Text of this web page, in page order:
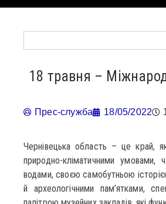
18 травня –
Прес-служба 18/05/2022
Чернівецька область – це край,
природно-кліматичними
водами, своєю самобутньою
й археологічними пам’ятками,